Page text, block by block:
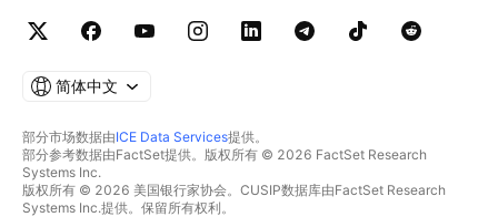
简体中文
部分市场数据由ICE Data Services提供。
部分参考数据由FactSet提供。版权所有 © 2026 FactSet Research
Systems Inc.
版权所有 © 2026 美国银行家协会。CUSIP数据库由FactSet Research
Systems Inc.提供。保留所有权利。